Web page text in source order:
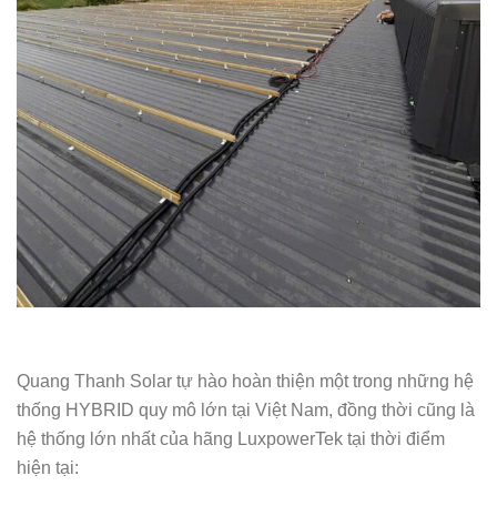
Quang Thanh Solar tự hào hoàn thiện một trong những hệ
thống HYBRID quy mô lớn tại Việt Nam, đồng thời cũng là
hệ thống lớn nhất của hãng LuxpowerTek tại thời điểm
hiện tại: